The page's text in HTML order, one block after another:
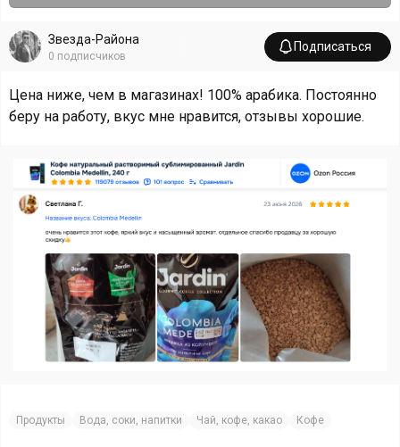
Звезда-Района
0 подписчиков
Подписаться
Цена ниже, чем в магазинах! 100% арабика. Постоянно
беру на работу, вкус мне нравится, отзывы хорошие.
Продукты Вода, соки, напитки Чай, кофе, какао Кофе